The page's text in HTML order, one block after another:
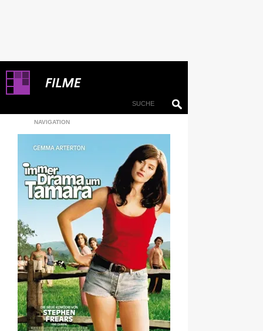
NAVIGATION